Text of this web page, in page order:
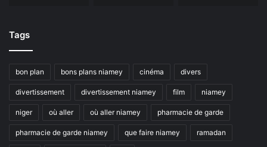
Tags
bon plan bons plans niamey cinéma divers
divertissement divertissement niamey film niamey
niger où aller où aller niamey pharmacie de garde
pharmacie de garde niamey que faire niamey ramadan